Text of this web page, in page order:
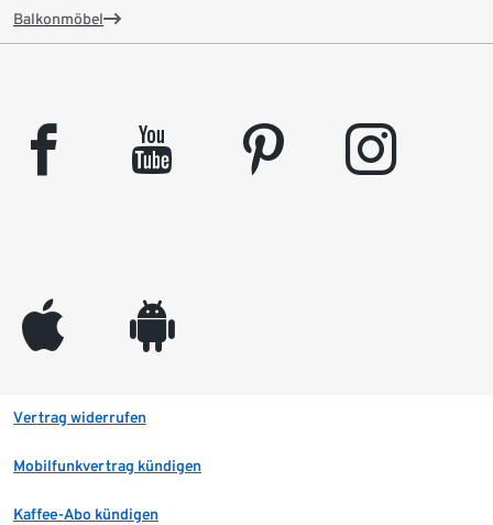
Balkonmöbel
facebook youtube pinterest instagram
appleinc android
Vertrag widerrufen
Mobilfunkvertrag kündigen
Kaffee-Abo kündigen